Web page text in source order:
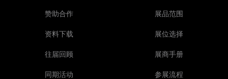
赞助合作
资料下载
往届回顾
同期活动
展品范围
展位选择
展商手册
参展流程